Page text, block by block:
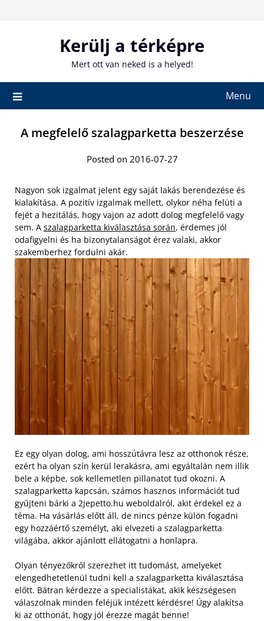
Kerülj a térképre
Mert ott van neked is a helyed!
Menu
A megfelelő szalagparketta beszerzése
Posted on 2016-07-27
Nagyon sok izgalmat jelent egy saját lakás berendezése és
kialakítása. A pozitív izgalmak mellett, olykor néha felüti a
fejét a hezitálás, hogy vajon az adott dolog megfelelő vagy
sem. A szalagparketta kiválasztása során, érdemes jól
odafigyelni és ha bizonytalanságot érez valaki, akkor
szakemberhez fordulni akár.
Ez egy olyan dolog, ami hosszútávra lesz az otthonok része,
ezért ha olyan szín kerül lerakásra, ami egyáltalán nem illik
bele a képbe, sok kellemetlen pillanatot tud okozni. A
szalagparketta kapcsán, számos hasznos információt tud
gyűjteni bárki a 2jepetto.hu weboldalról, akit érdekel ez a
téma. Ha vásárlás előtt áll, de nincs pénze külön fogadni
egy hozzáértő személyt, aki elvezeti a szalagparketta
világába, akkor ajánlott ellátogatni a honlapra.
Olyan tényezőkről szerezhet itt tudomást, amelyeket
elengedhetetlenül tudni kell a szalagparketta kiválasztása
előtt. Bátran kérdezze a specialistákat, akik készségesen
válaszolnak minden feléjük intézett kérdésre! Úgy alakítsa
ki az otthonát, hogy jól érezze magát benne!